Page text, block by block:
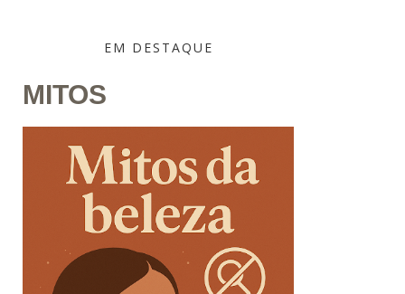
EM DESTAQUE
MITOS